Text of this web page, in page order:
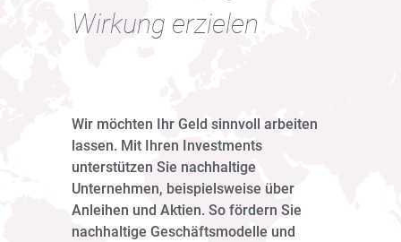
Wir möchten Ihr Geld sinnvoll arbeiten
lassen. Mit Ihren Investments
unterstützen Sie nachhaltige
Unternehmen, beispielsweise über
Anleihen und Aktien. So fördern Sie
nachhaltige Geschäftsmodelle und
Wirkung erzielen